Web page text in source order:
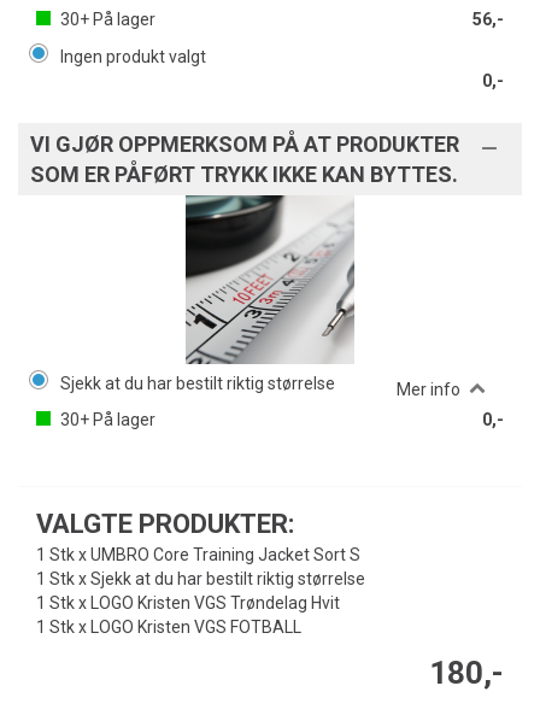
30+ På lager
56,-
Ingen produkt valgt
0,-
VI GJØR OPPMERKSOM PÅ AT PRODUKTER
SOM ER PÅFØRT TRYKK IKKE KAN BYTTES.
Sjekk at du har bestilt riktig størrelse
Mer info
30+ På lager 0,-
VALGTE PRODUKTER:
1 Stk x UMBRO Core Training Jacket Sort S
1 Stk x Sjekk at du har bestilt riktig størrelse
1 Stk x LOGO Kristen VGS Trøndelag Hvit
1 Stk x LOGO Kristen VGS FOTBALL
180,-